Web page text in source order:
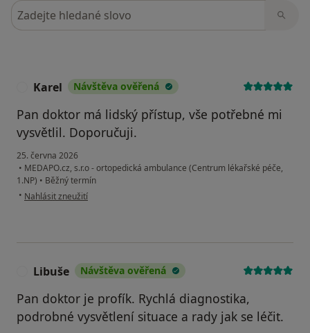
Hledejte v názorech
Karel Návštěva ověřená
Pan doktor má lidský přístup, vše potřebné mi
vysvětlil. Doporučuji.
25. června 2026
• MEDAPO.cz, s.r.o - ortopedická ambulance (Centrum lékařské péče,
1.NP) • Běžný termín
• podle názoru uživatele Karel
Nahlásit zneužití
Libuše Návštěva ověřená
Pan doktor je profík. Rychlá diagnostika,
podrobné vysvětlení situace a rady jak se léčit.